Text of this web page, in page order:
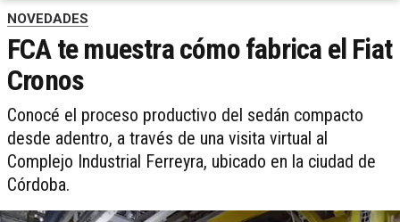
NOVEDADES
FCA te muestra cómo fabrica el Fiat
Cronos
Conocé el proceso productivo del sedán compacto
desde adentro, a través de una visita virtual al
Complejo Industrial Ferreyra, ubicado en la ciudad de
Córdoba.